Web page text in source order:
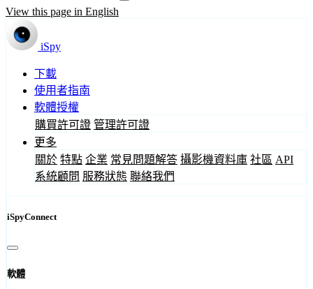
View this page in English
iSpy
下載
使用者指南
軟體授權
購買許可證 管理許可證
更多
關於 特點 企業 常見問題解答 攝影機資料庫 社區 API
系統顧問 服務狀態 聯絡我們
iSpyConnect
軟體